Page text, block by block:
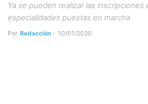
Ya se pueden realizar las inscripciones
especialidades puestas en marcha
Por Redacción - 10/01/2020